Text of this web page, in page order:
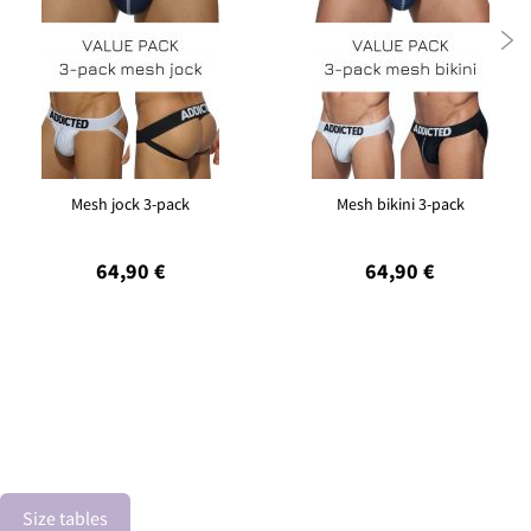
Mesh jock 3-pack
64,90 €
Mesh bikini 3-pack
64,90 €

Size tables